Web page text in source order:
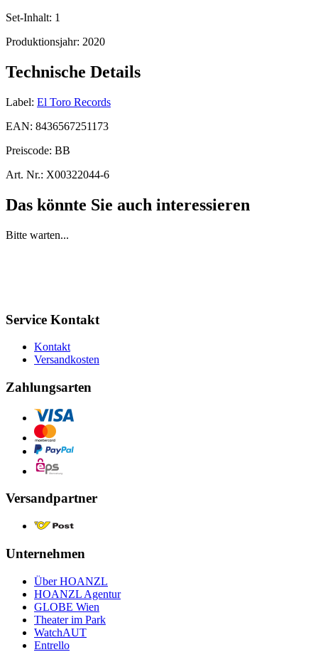
Set-Inhalt: 1
Produktionsjahr: 2020
Technische Details
Label: El Toro Records
EAN: 8436567251173
Preiscode: BB
Art. Nr.: X00322044-6
Das könnte Sie auch interessieren
Bitte warten...
Service Kontakt
Kontakt
Versandkosten
Zahlungsarten
Versandpartner
Unternehmen
Über HOANZL
HOANZL Agentur
GLOBE Wien
Theater im Park
WatchAUT
Entrello